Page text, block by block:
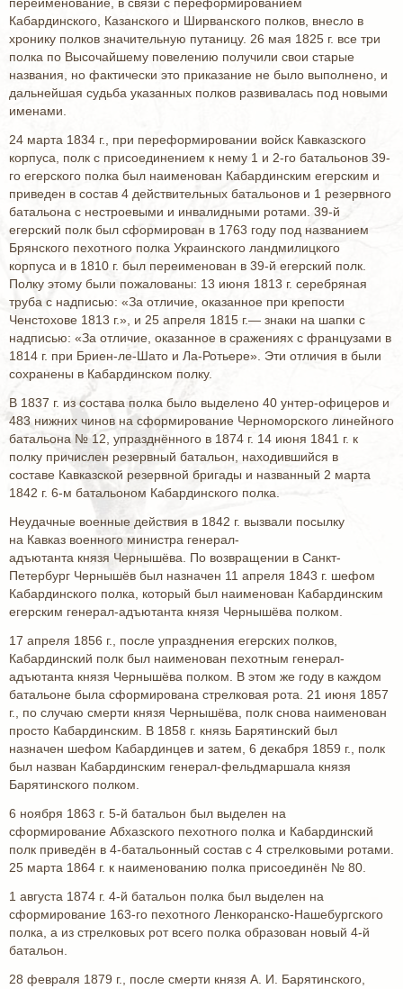
Кабардинского, Казанского и Ширванского полков, внесло в
хронику полков значительную путаницу. 26 мая 1825 г. все три
полка по Высочайшему повелению получили свои старые
названия, но фактически это приказание не было выполнено, и
дальнейшая судьба указанных полков развивалась под новыми
именами.
24 марта 1834 г., при переформировании войск Кавказского
корпуса, полк с присоединением к нему 1 и 2-го батальонов 39-
го егерского полка был наименован Кабардинским егерским и
приведен в состав 4 действительных батальонов и 1 резервного
батальона с нестроевыми и инвалидными ротами. 39-й
егерский полк был сформирован в 1763 году под названием
Брянского пехотного полка Украинского ландмилицкого
корпуса и в 1810 г. был переименован в 39-й егерский полк.
Полку этому были пожалованы: 13 июня 1813 г. серебряная
труба с надписью: «За отличие, оказанное при крепости
Ченстохове 1813 г.», и 25 апреля 1815 г.— знаки на шапки с
надписью: «За отличие, оказанное в сражениях с французами в
1814 г. при Бриен-ле-Шато и Ла-Ротьере». Эти отличия в были
сохранены в Кабардинском полку.
В 1837 г. из состава полка было выделено 40 унтер-офицеров и
483 нижних чинов на сформирование Черноморского линейного
батальона № 12, упразднённого в 1874 г. 14 июня 1841 г. к
полку причислен резервный батальон, находившийся в
составе Кавказской резервной бригады и названный 2 марта
1842 г. 6-м батальоном Кабардинского полка.
Неудачные военные действия в 1842 г. вызвали посылку
на Кавказ военного министра генерал-
адъютанта князя Чернышёва. По возвращении в Санкт-
Петербург Чернышёв был назначен 11 апреля 1843 г. шефом
Кабардинского полка, который был наименован Кабардинским
егерским генерал-адъютанта князя Чернышёва полком.
17 апреля 1856 г., после упразднения егерских полков,
Кабардинский полк был наименован пехотным генерал-
адъютанта князя Чернышёва полком. В этом же году в каждом
батальоне была сформирована стрелковая рота. 21 июня 1857
г., по случаю смерти князя Чернышёва, полк снова наименован
просто Кабардинским. В 1858 г. князь Барятинский был
назначен шефом Кабардинцев и затем, 6 декабря 1859 г., полк
был назван Кабардинским генерал-фельдмаршала князя
Барятинского полком.
6 ноября 1863 г. 5-й батальон был выделен на
сформирование Абхазского пехотного полка и Кабардинский
полк приведён в 4-батальонный состав с 4 стрелковыми ротами.
25 марта 1864 г. к наименованию полка присоединён № 80.
1 августа 1874 г. 4-й батальон полка был выделен на
сформирование 163-го пехотного Ленкоранско-Нашебургского
полка, а из стрелковых рот всего полка образован новый 4-й
батальон.
28 февраля 1879 г., после смерти князя А. И. Барятинского,